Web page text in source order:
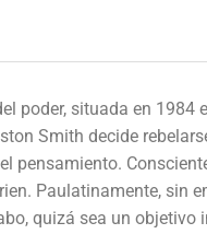
poder, situada en 1984
Smith decide
Paulatinamente, sin
quizá sea un